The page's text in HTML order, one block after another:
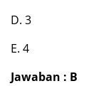
D. 3
E. 4
Jawaban : B